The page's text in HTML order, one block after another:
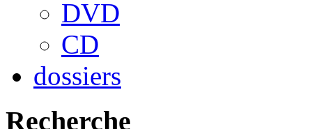
DVD
CD
dossiers
Recherche